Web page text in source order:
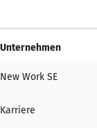
Unternehmen
New Work SE
Karriere